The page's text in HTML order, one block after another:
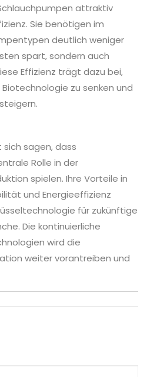
attraktiv
Sie benötigen im
deutlich weniger
spart, sondern auch
Effizienz trägt dazu bei,
zu senken und
sagen, dass
Rolle in der
spielen. Ihre Vorteile in
und Energieeffizienz
für zukünftige
Die kontinuierliche
wird die
weiter vorantreiben und